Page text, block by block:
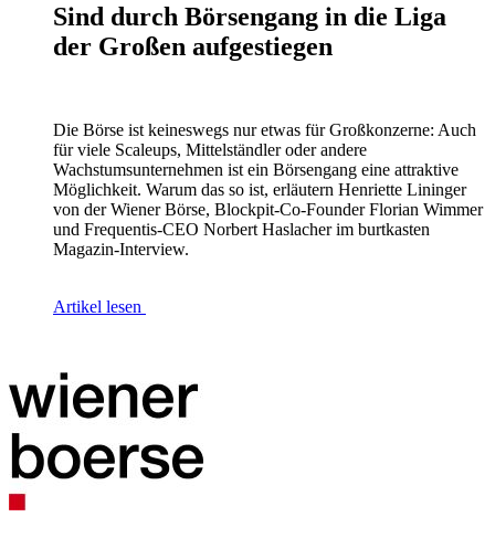
Sind durch Börsengang in die Liga
der Großen aufgestiegen
Die Börse ist keineswegs nur etwas für Großkonzerne: Auch
für viele Scaleups, Mittelständler oder andere
Wachstumsunternehmen ist ein Börsengang eine attraktive
Möglichkeit. Warum das so ist, erläutern Henriette Lininger
von der Wiener Börse, Blockpit-Co-Founder Florian Wimmer
und Frequentis-CEO Norbert Haslacher im burtkasten
Magazin-Interview.
Artikel lesen